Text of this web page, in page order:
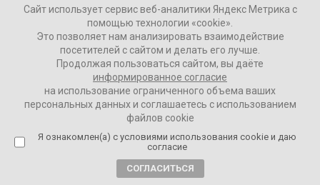
Карпентер осознает, что резолюцию поддержала 141
страна и лишь 5 были против. Но было и большое
количество воздержавшихся, среди которых – Индия
Отказались «умаслить» Соединенные Штаты и
предпочли вместо этого воздержаться,
– пишет автор об этих 35 странах, подчеркивая, что эти
Сайт использует сервис веб-аналитики Яндекс Метрика с
помощью технологии «cookie».
Это позволяет нам анализировать взаимодействие
посетителей с сайтом и делать его лучше.
Продолжая пользоваться сайтом, вы даёте
информированное согласие
на использование ограниченного объема ваших
персональных данных и соглашаетесь с использованием
файлов cookie
Я ознакомлен(а) с условиями использования cookie и даю
согласие
СОГЛАСИТЬСЯ